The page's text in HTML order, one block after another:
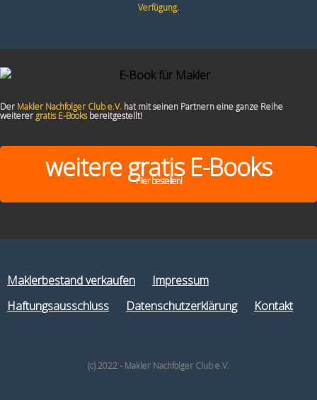
Verfügung.
Der Makler Nachfolger Club e.V. hat mit seinen Partnern eine ganze Reihe
weiterer gratis E-Booksbereitgestellt!
weitere gratis E-Books
Hier bestellen!
Maklerbestand verkaufen
Impressum
Haftungsausschluss
Datenschutzerklärung Kontakt
(c) 2022 - Makler Nachfolger Club e.V.